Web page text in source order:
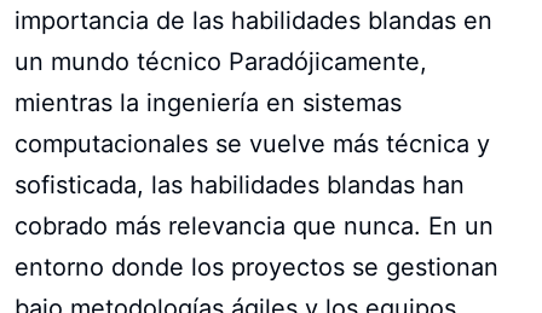
importancia de las habilidades blandas en
un mundo técnico Paradójicamente,
mientras la ingeniería en sistemas
computacionales se vuelve más técnica y
sofisticada, las habilidades blandas han
cobrado más relevancia que nunca. En un
entorno donde los proyectos se gestionan